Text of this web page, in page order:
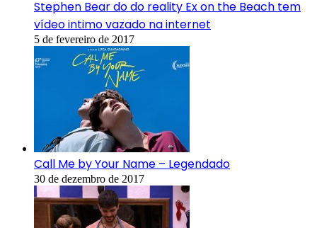
Stephen Bear do do reality Ex on the Beach tem
vídeo intimo vazado na internet
5 de fevereiro de 2017
Call Me by Your Name – Legendado
30 de dezembro de 2017